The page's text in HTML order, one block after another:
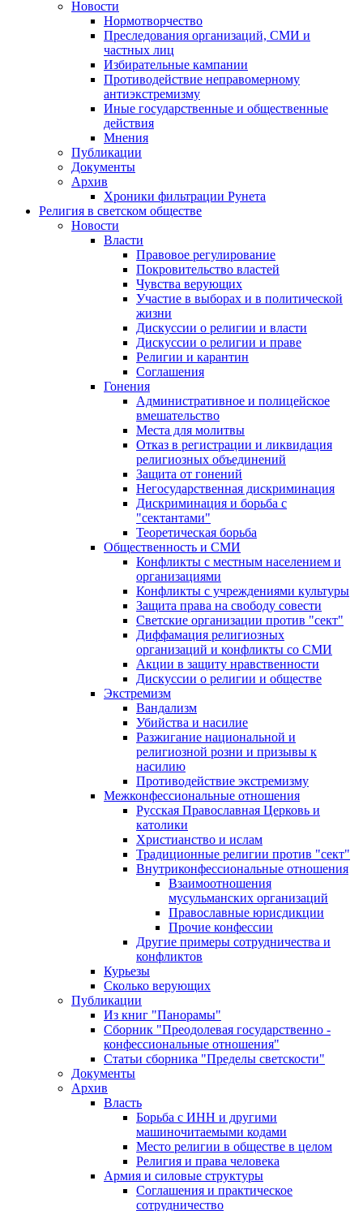
Новости
Нормотворчество
Преследования организаций, СМИ и
частных лиц
Избирательные кампании
Противодействие неправомерному
антиэкстремизму
Иные государственные и общественные
действия
Мнения
Публикации
Документы
Архив
Хроники фильтрации Рунета
Религия в светском обществе
Новости
Власти
Правовое регулирование
Покровительство властей
Чувства верующих
Участие в выборах и в политической
жизни
Дискуссии о религии и власти
Дискуссии о религии и праве
Религии и карантин
Соглашения
Гонения
Административное и полицейское
вмешательство
Места для молитвы
Отказ в регистрации и ликвидация
религиозных объединений
Защита от гонений
Негосударственная дискриминация
Дискриминация и борьба с
"сектантами"
Теоретическая борьба
Общественность и СМИ
Конфликты с местным населением и
организациями
Конфликты с учреждениями культуры
Защита права на свободу совести
Светские организации против "сект"
Диффамация религиозных
организаций и конфликты со СМИ
Акции в защиту нравственности
Дискуссии о религии и обществе
Экстремизм
Вандализм
Убийства и насилие
Разжигание национальной и
религиозной розни и призывы к
насилию
Противодействие экстремизму
Межконфессиональные отношения
Русская Православная Церковь и
католики
Христианство и ислам
Традиционные религии против "сект"
Внутриконфессиональные отношения
Взаимоотношения
мусульманских организаций
Православные юрисдикции
Прочие конфессии
Другие примеры сотрудничества и
конфликтов
Курьезы
Сколько верующих
Публикации
Из книг "Панорамы"
Сборник "Преодолевая государственно -
конфессиональные отношения"
Статьи сборника "Пределы светскости"
Документы
Архив
Власть
Борьба с ИНН и другими
машиночитаемыми кодами
Место религии в обществе в целом
Религия и права человека
Армия и силовые структуры
Соглашения и практическое
сотрудничество